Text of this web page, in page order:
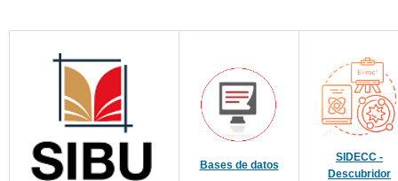
Bases de datos
SIDECC -
Descubridor